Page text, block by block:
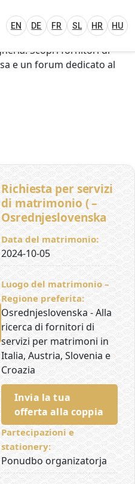
Planning
Austria, Italy,
l’organizzazione di
wedding in Slovenia,
Scopri fornitori di
e un forum dedicato al
EN DE FR SL HR HU
Richiesta per servizi
di matrimonio ( –
Osrednjeslovenska
Data del matrimonio:
2024-10-05
Luogo del matrimonio –
Regione preferita:
Osrednjeslovenska - Alla
ricerca di fornitori di
servizi per matrimoni in
Italia, Austria, Slovenia e
Croazia
Invia la tua
offerta alla coppia
Partecipazioni e
stationery:
Ponudbo organizatorja